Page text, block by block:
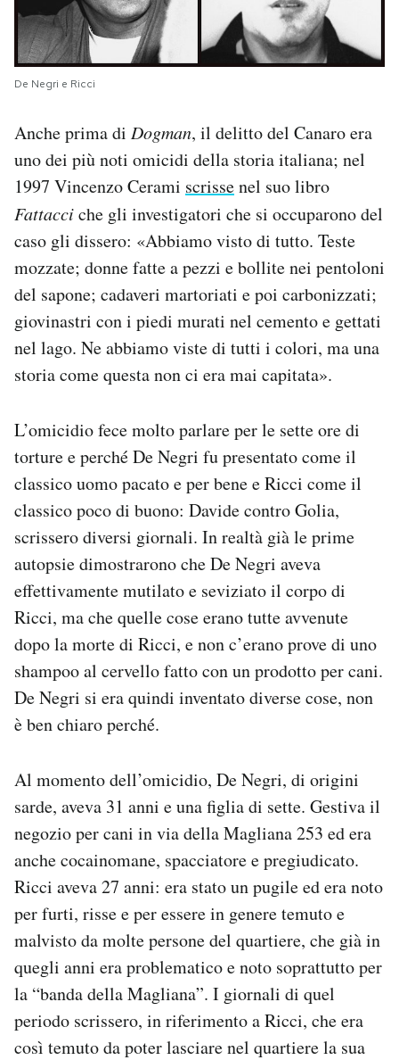
De Negri e Ricci
Anche prima di Dogman, il delitto del Canaro era
uno dei più noti omicidi della storia italiana; nel
1997 Vincenzo Cerami scrissenel suo libro
Fattacciche gli investigatori che si occuparono del
caso gli dissero: «Abbiamo visto di tutto. Teste
mozzate; donne fatte a pezzi e bollite nei pentoloni
del sapone; cadaveri martoriati e poi carbonizzati;
giovinastri con i piedi murati nel cemento e gettati
nel lago. Ne abbiamo viste di tutti i colori, ma una
storia come questa non ci era mai capitata».
L’omicidio fece molto parlare per le sette ore di
torture e perché De Negri fu presentato come il
classico uomo pacato e per bene e Ricci come il
classico poco di buono: Davide contro Golia,
scrissero diversi giornali. In realtà già le prime
autopsie dimostrarono che De Negri aveva
effettivamente mutilato e seviziato il corpo di
Ricci, ma che quelle cose erano tutte avvenute
dopo la morte di Ricci, e non c’erano prove di uno
shampoo al cervello fatto con un prodotto per cani.
De Negri si era quindi inventato diverse cose, non
è ben chiaro perché.
Al momento dell’omicidio, De Negri, di origini
sarde, aveva 31 anni e una figlia di sette. Gestiva il
negozio per cani in via della Magliana 253 ed era
anche cocainomane, spacciatore e pregiudicato.
Ricci aveva 27 anni: era stato un pugile ed era noto
per furti, risse e per essere in genere temuto e
malvisto da molte persone del quartiere, che già in
quegli anni era problematico e noto soprattutto per
la “banda della Magliana”. I giornali di quel
periodo scrissero, in riferimento a Ricci, che era
così temuto da poter lasciare nel quartiere la sua